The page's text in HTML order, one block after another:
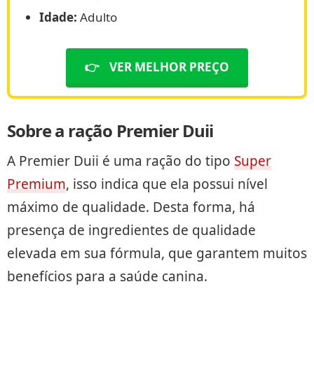
Idade: Adulto
👉 VER MELHOR PREÇO
Sobre a ração Premier Duii
A Premier Duii é uma ração do tipo Super
Premium, isso indica que ela possui nível
máximo de qualidade. Desta forma, há
presença de ingredientes de qualidade
elevada em sua fórmula, que garantem muitos
benefícios para a saúde canina.